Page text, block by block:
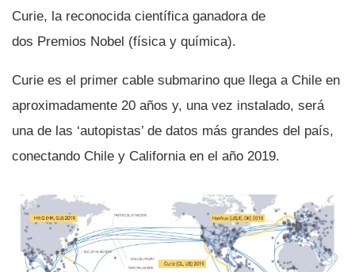
Curie, la reconocida cientí­fica ganadora de
dos Premios Nobel (fí­sica y quí­mica).
Curie es el primer cable submarino que llega a Chile en
aproximadamente 20 años y, una vez instalado, será
una de las ‘autopistas’ de datos más grandes del paí­s,
conectando Chile y California en el año 2019.